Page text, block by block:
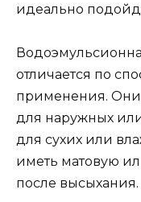
идеально
отличается по
применения. Они
для наружных
для сухих или
иметь матовую
после